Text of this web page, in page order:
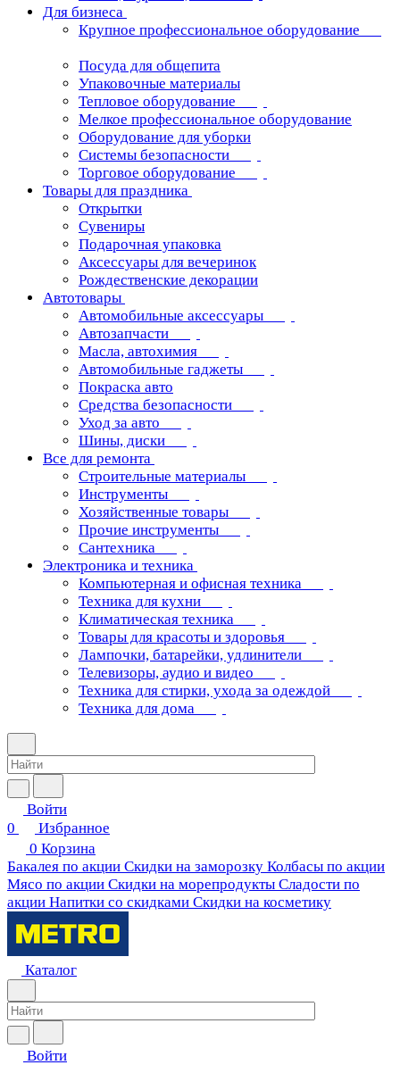
Для бизнеса
Крупное профессиональное оборудование
Посуда для общепита
Упаковочные материалы
Тепловое оборудование
Мелкое профессиональное оборудование
Оборудование для уборки
Системы безопасности
Торговое оборудование
Товары для праздника
Открытки
Сувениры
Подарочная упаковка
Аксессуары для вечеринок
Рождественские декорации
Автотовары
Автомобильные аксессуары
Автозапчасти
Масла, автохимия
Автомобильные гаджеты
Покраска авто
Средства безопасности
Уход за авто
Шины, диски
Все для ремонта
Строительные материалы
Инструменты
Хозяйственные товары
Прочие инструменты
Сантехника
Электроника и техника
Компьютерная и офисная техника
Техника для кухни
Климатическая техника
Товары для красоты и здоровья
Лампочки, батарейки, удлинители
Телевизоры, аудио и видео
Техника для стирки, ухода за одеждой
Техника для дома
Войти
0
Избранное
0 Корзина
Бакалея по акции Скидки на заморозку Колбасы по акции
Мясо по акции Скидки на морепродукты Сладости по
акции Напитки со скидками Скидки на косметику
Каталог
Войти